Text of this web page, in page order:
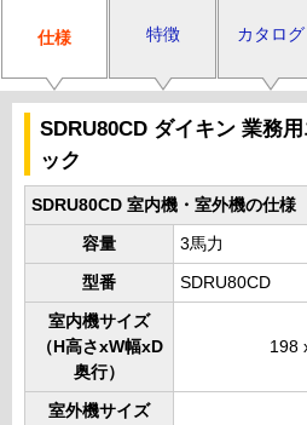
仕様 特徴 カタログ
SDRU80CD ダイキン 業務
ック
SDRU80CD 室内機・室外機の仕様
容量 3馬力
型番 SDRU80CD
室内機サイズ
（H高さxW幅xD
奥行）
198
室外機サイズ